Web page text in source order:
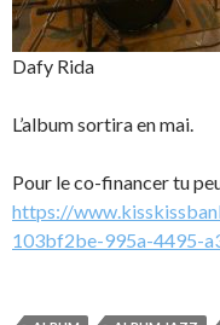
Dafy Rida
L’album sortira en mai.
Pour le co-financer tu
https://
103bf2be-995a-4495-